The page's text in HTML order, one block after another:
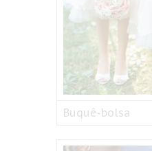
Buquê-bolsa